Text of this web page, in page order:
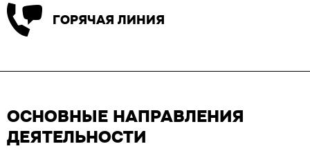
ГОРЯЧАЯ ЛИНИЯ
ОСНОВНЫЕ НАПРАВЛЕНИЯ
ДЕЯТЕЛЬНОСТИ